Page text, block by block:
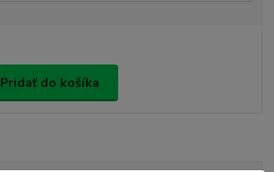
Pridať do košíka